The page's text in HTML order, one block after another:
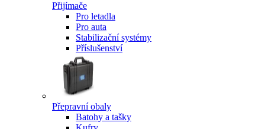
Přijímače
Pro letadla
Pro auta
Stabilizační systémy
Příslušenství
Přepravní obaly
Batohy a tašky